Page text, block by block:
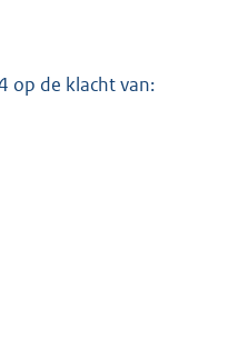
op de klacht van: